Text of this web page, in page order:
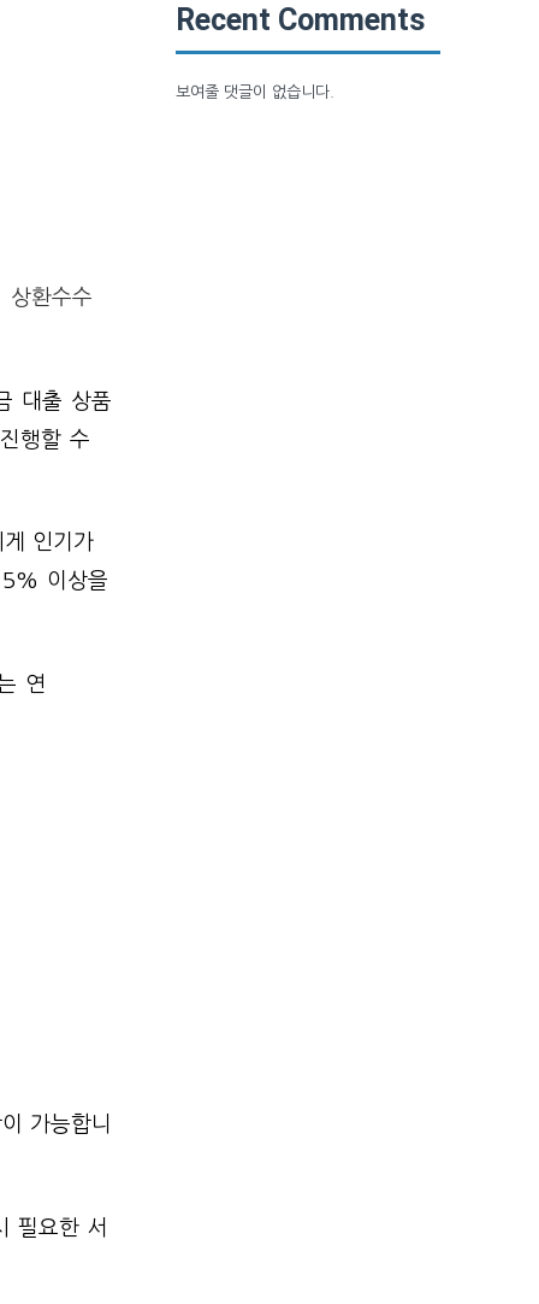
상환수수
대출 상품
행할 수
인기가
5% 이상을
연
가능합니
필요한 서
Recent Comments
보여줄 댓글이 없습니다.